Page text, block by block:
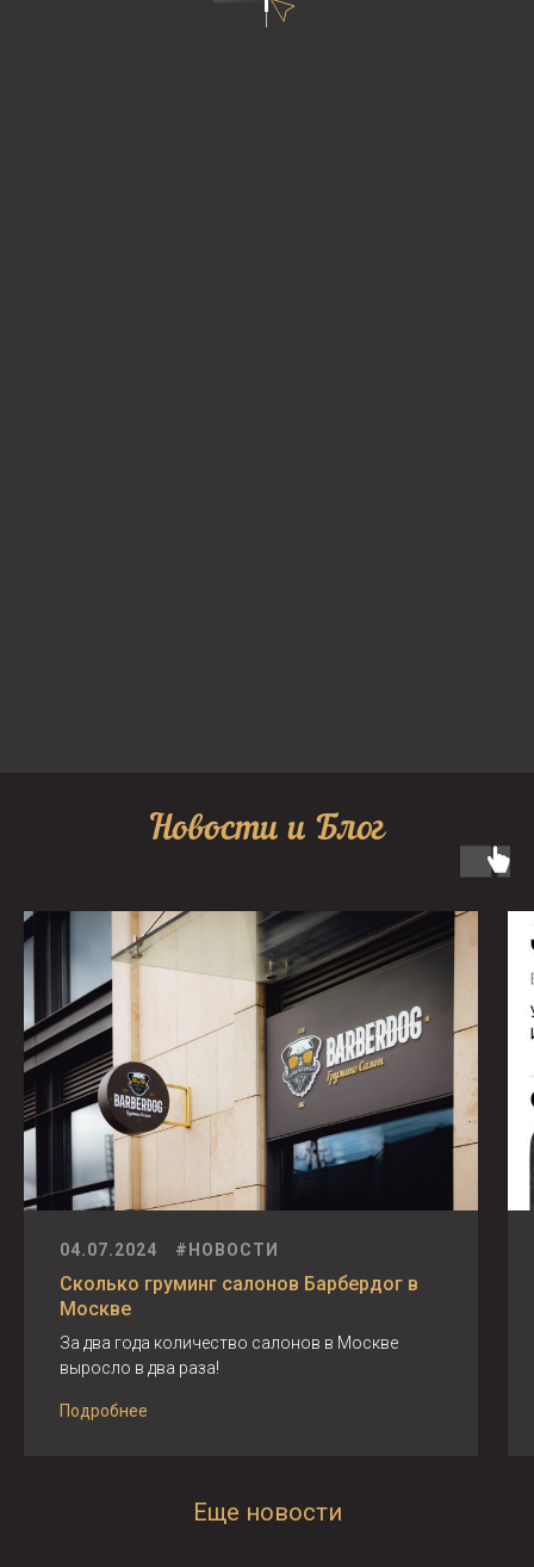
Новости и Блог
04.07.2024 #НОВОСТИ
Сколько груминг салонов Барбердог в
Москве
За два года количество салонов в Москве
выросло в два раза!
Подробнее
Еще новости